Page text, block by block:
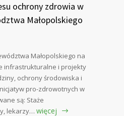
ochrony zdrowia w
Małopolskiego
Małopolskiego na
infrastrukturalne i projekty
ochrony środowiska i
pro-zdrowotnych w
są: Staże
lekarzy… więcej